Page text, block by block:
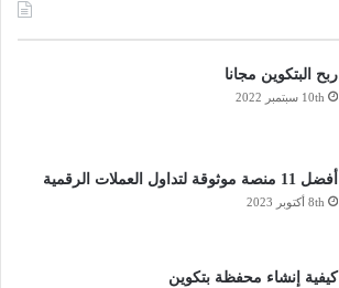
ربح البتكوين مجانا
10th سبتمبر 2022
أفضل 11 منصة موثوقة لتداول العملات الرقمية
8th أكتوبر 2023
كيفية إنشاء محفظة بتكوين